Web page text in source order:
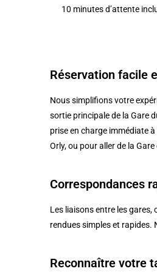
10 minutes d’attente
Réservation facile
Nous simplifions votre
sortie principale de la Gare
prise en charge immédiate
Orly, ou pour aller de la
Correspondances
Les liaisons entre les gares,
rendues simples et
Reconnaître votre